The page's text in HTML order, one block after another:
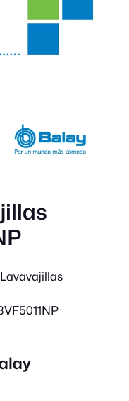
Lavavajillas